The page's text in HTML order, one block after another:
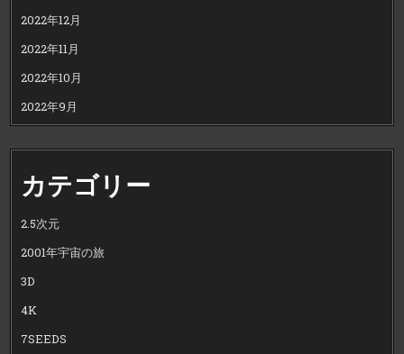
2022年12月
2022年11月
2022年10月
2022年9月
カテゴリー
2.5次元
2001年宇宙の旅
3D
4K
7SEEDS